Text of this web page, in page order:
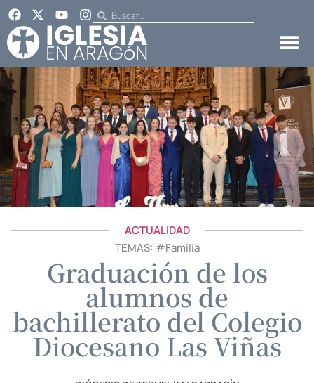
ACTUALIDAD
TEMAS: #Familia
Graduación de los
alumnos de
bachillerato del Colegio
Diocesano Las Viñas